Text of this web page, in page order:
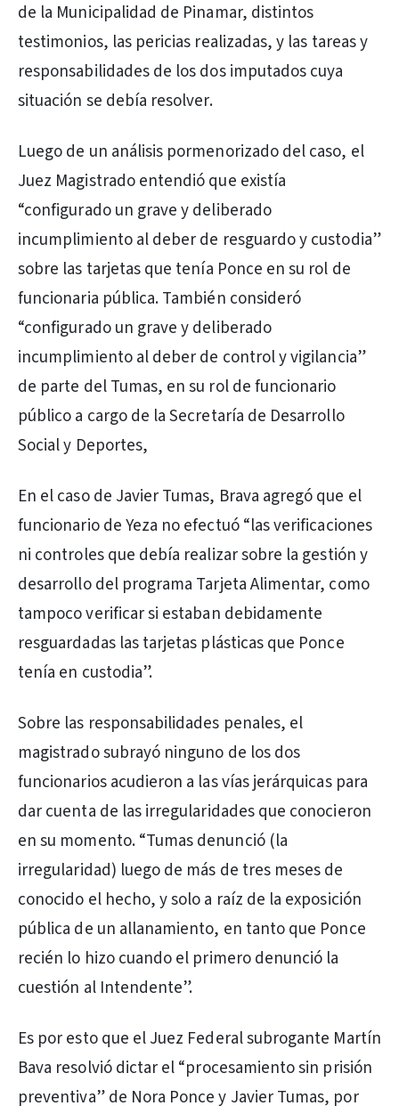
de la Municipalidad de Pinamar, distintos
testimonios, las pericias realizadas, y las tareas y
responsabilidades de los dos imputados cuya
situación se debía resolver.
Luego de un análisis pormenorizado del caso, el
Juez Magistrado entendió que existía
“configurado un grave y deliberado
incumplimiento al deber de resguardo y custodia”
sobre las tarjetas que tenía Ponce en su rol de
funcionaria pública. También consideró
“configurado un grave y deliberado
incumplimiento al deber de control y vigilancia”
de parte del Tumas, en su rol de funcionario
público a cargo de la Secretaría de Desarrollo
Social y Deportes,
En el caso de Javier Tumas, Brava agregó que el
funcionario de Yeza no efectuó “las verificaciones
ni controles que debía realizar sobre la gestión y
desarrollo del programa Tarjeta Alimentar, como
tampoco verificar si estaban debidamente
resguardadas las tarjetas plásticas que Ponce
tenía en custodia”.
Sobre las responsabilidades penales, el
magistrado subrayó ninguno de los dos
funcionarios acudieron a las vías jerárquicas para
dar cuenta de las irregularidades que conocieron
en su momento. “Tumas denunció (la
irregularidad) luego de más de tres meses de
conocido el hecho, y solo a raíz de la exposición
pública de un allanamiento, en tanto que Ponce
recién lo hizo cuando el primero denunció la
cuestión al Intendente”.
Es por esto que el Juez Federal subrogante Martín
Bava resolvió dictar el “procesamiento sin prisión
preventiva” de Nora Ponce y Javier Tumas, por